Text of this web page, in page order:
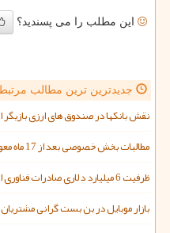
این مطلب را می پسندید؟
جدیدترین ترین مطالب
نقش بانکها در صندوق های ارزی
مطالبات بخش خصوصی بعد از 17 ماه معوق هنوز یک دلار پرداخت نشده است
ظرفیت 6 میلیارد دلاری صادرات فناوری ایران به آفریقا
بازار موبایل در بن بست گرانی